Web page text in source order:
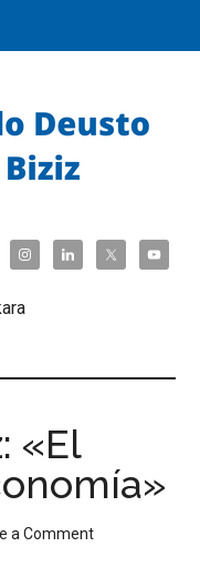
«El
a Comment